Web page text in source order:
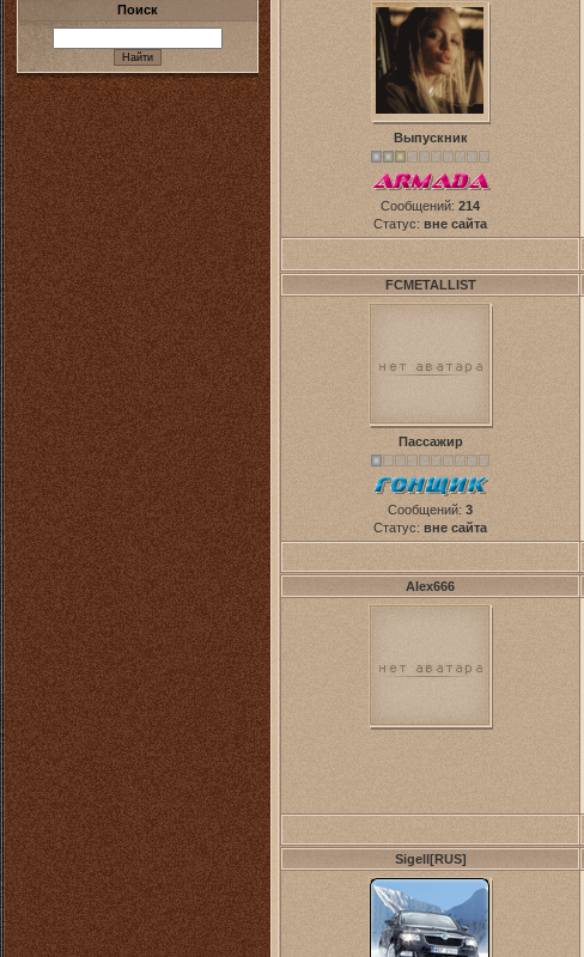
Поиск
Выпускник
Сообщений: 214
Статус: вне сайта
FCMETALLIST
Пассажир
Сообщений: 3
Статус: вне сайта
Alex666
Sigell[RUS]